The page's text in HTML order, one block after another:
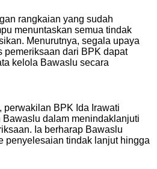
rangkaian yang sudah
menuntaskan semua tindak
Menurutnya, segala upaya
pemeriksaan dari BPK dapat
kelola Bawaslu secara
perwakilan BPK Ida Irawati
dalam menindaklanjuti
Ia berharap Bawaslu
penyelesaian tindak lanjut hingga